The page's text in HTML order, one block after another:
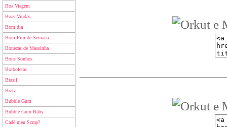
Boa Viagem
Boas Vindas
Bom dia
Bom Fim de Semana
Bonecas de Massinha
Bons Sonhos
Borboletas
Brasil
Bratz
Bubble Gum
Bubble Gum Baby
Cadê meu Scrap?